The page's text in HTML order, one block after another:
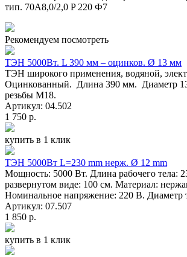
тип. 70A8,0/2,0 P 220 Ф7
Рекомендуем посмотреть
ТЭН 5000Вт. L 390 мм – оцинков. Ø 13 мм
ТЭН широкого применения, водяной,
Оцинкованный. Длина 390 мм. Диаметр
резьбы M18.
Артикул: 04.502
1 750 р.
купить в 1 клик
ТЭН 5000Вт L=230 mm нерж. Ø 12 mm
Мощность: 5000 Вт. Длина рабочего тела:
развернутом виде: 100 см. Материал:
Номинальное напряжение: 220 В. Диаметр
Артикул: 07.507
1 850 р.
купить в 1 клик